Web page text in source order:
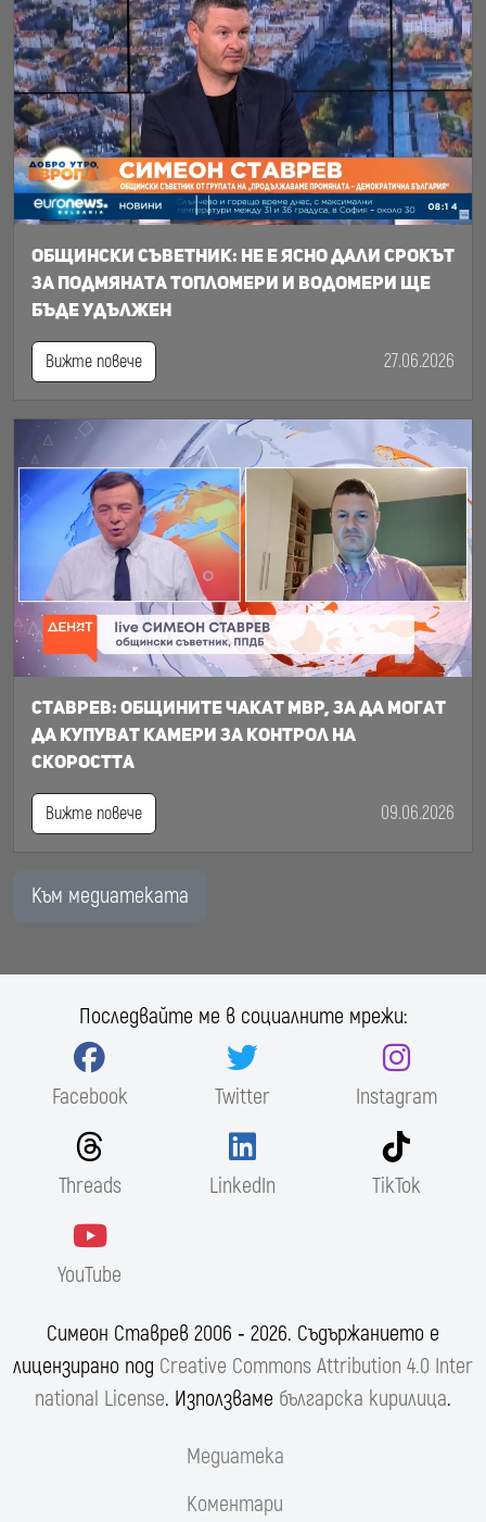
Общински съветник: Не е ясно дали срокът
за подмяната топломери и водомери ще
бъде удължен
Вижте повече 27.06.2026
Ставрев: общините чакат МВР, за да могат
да купуват камери за контрол на
скоростта
Вижте повече 09.06.2026
Към медиатеката
Последвайте ме в социалните мрежи:
Facebook Twitter Instagram
Threads LinkedIn TikTok
YouTube
Симеон Ставрев 2006 ‐ 2026. Съдържанието е
лицензирано под Creative Commons Attribution 4.0 Inter
national License. Използваме българска кирилица.
Медиатека
Коментари